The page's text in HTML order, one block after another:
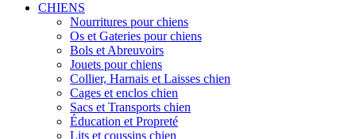
CHIENS
Nourritures pour chiens
Os et Gateries pour chiens
Bols et Abreuvoirs
Jouets pour chiens
Collier, Harnais et Laisses chien
Cages et enclos chien
Sacs et Transports chien
Éducation et Propreté
Lits et coussins chien